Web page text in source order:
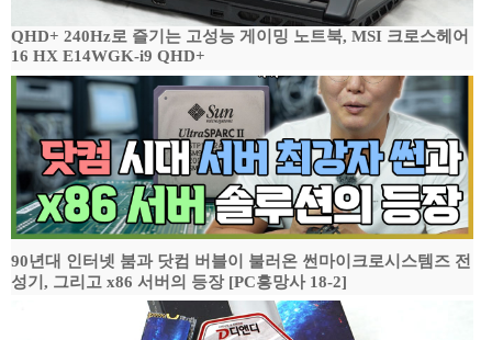
QHD+ 240Hz로 즐기는 고성능 게이밍 노트북, MSI 크로스헤어
16 HX E14WGK-i9 QHD+
90년대 인터넷 붐과 닷컴 버블이 불러온 썬마이크로시스템즈 전
성기, 그리고 x86 서버의 등장 [PC흥망사 18-2]